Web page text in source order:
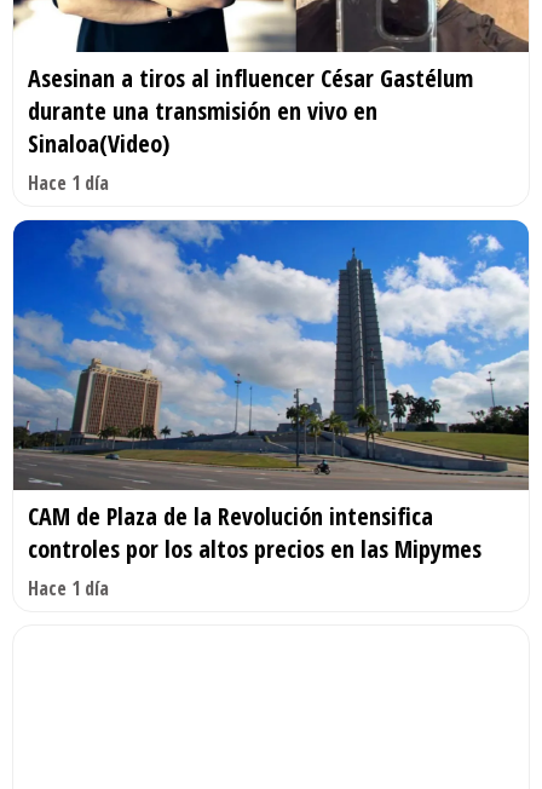
Asesinan a tiros al influencer César Gastélum
durante una transmisión en vivo en
Sinaloa(Video)
Hace 1 día
CAM de Plaza de la Revolución intensifica
controles por los altos precios en las Mipymes
Hace 1 día